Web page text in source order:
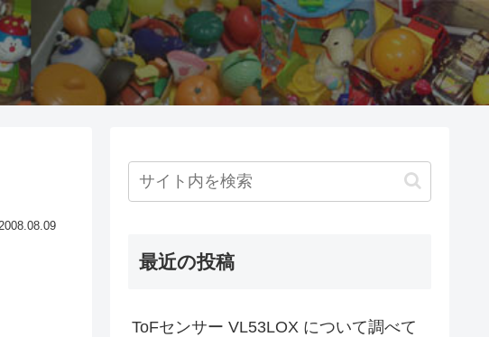
2008.08.09
最近の投稿
ToFセンサー VL53LOX について調べて